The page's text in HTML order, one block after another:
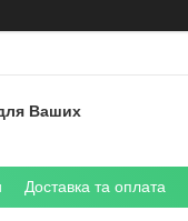
Ваших
Доставка та оплата